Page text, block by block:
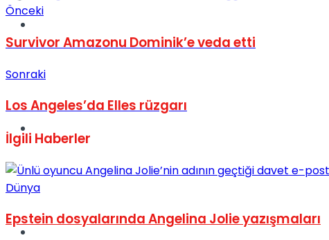
Önceki
Survivor Amazonu Dominik’e veda etti
Sonraki
Los Angeles’da Elles rüzgarı
İlgili Haberler
Dünya
Epstein dosyalarında Angelina Jolie yazışmaları